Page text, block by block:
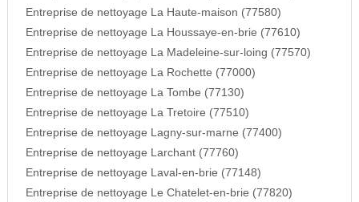
Entreprise de nettoyage La Haute-maison (77580)
Entreprise de nettoyage La Houssaye-en-brie (77610)
Entreprise de nettoyage La Madeleine-sur-loing (77570)
Entreprise de nettoyage La Rochette (77000)
Entreprise de nettoyage La Tombe (77130)
Entreprise de nettoyage La Tretoire (77510)
Entreprise de nettoyage Lagny-sur-marne (77400)
Entreprise de nettoyage Larchant (77760)
Entreprise de nettoyage Laval-en-brie (77148)
Entreprise de nettoyage Le Chatelet-en-brie (77820)